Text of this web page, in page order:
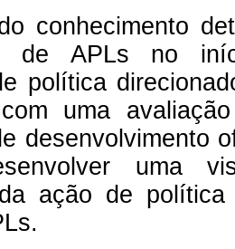
conhecimento
de APLs no
política
uma
desenvolvimento
uma
ação de